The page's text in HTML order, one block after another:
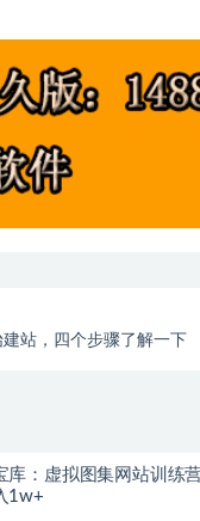
站，四个步骤了解一下
库：虚拟图集网站训练
1w+